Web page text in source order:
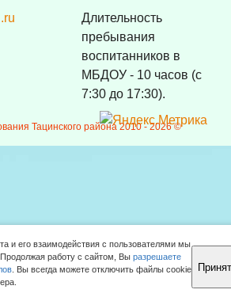
Длительность
пребывания
воспитанников в
МБДОУ - 10 часов (с
7:30 до 17:30).
Тацинского района 2010 -2026 ©
Наверх!
и его взаимодействия с пользователями мы
работу с сайтом, Вы разрешаете
. Вы всегда можете отключить файлы cookie